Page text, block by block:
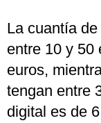
La cuantía
entre 10 y 50
euros,
tengan entre
digital es de